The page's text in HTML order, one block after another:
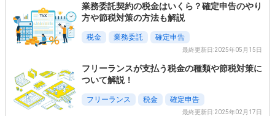
業務委託契約の税金はいくら？確定申告のやり
方や節税対策の方法も解説
税金 業務委託 確定申告
最終更新日:2025年05月15日
フリーランスが支払う税金の種類や節税対策に
ついて解説！
フリーランス 税金 確定申告
最終更新日:2025年02月17日